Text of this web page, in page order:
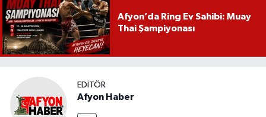
Afyon’da Ring Ev Sahibi: Muay
Thai Şampiyonası
EDITÖR
Afyon Haber